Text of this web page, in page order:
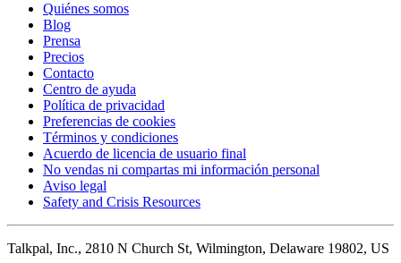
Quiénes somos
Blog
Prensa
Precios
Contacto
Centro de ayuda
Política de privacidad
Preferencias de cookies
Términos y condiciones
Acuerdo de licencia de usuario final
No vendas ni compartas mi información personal
Aviso legal
Safety and Crisis Resources
Talkpal, Inc., 2810 N Church St, Wilmington, Delaware 19802, US